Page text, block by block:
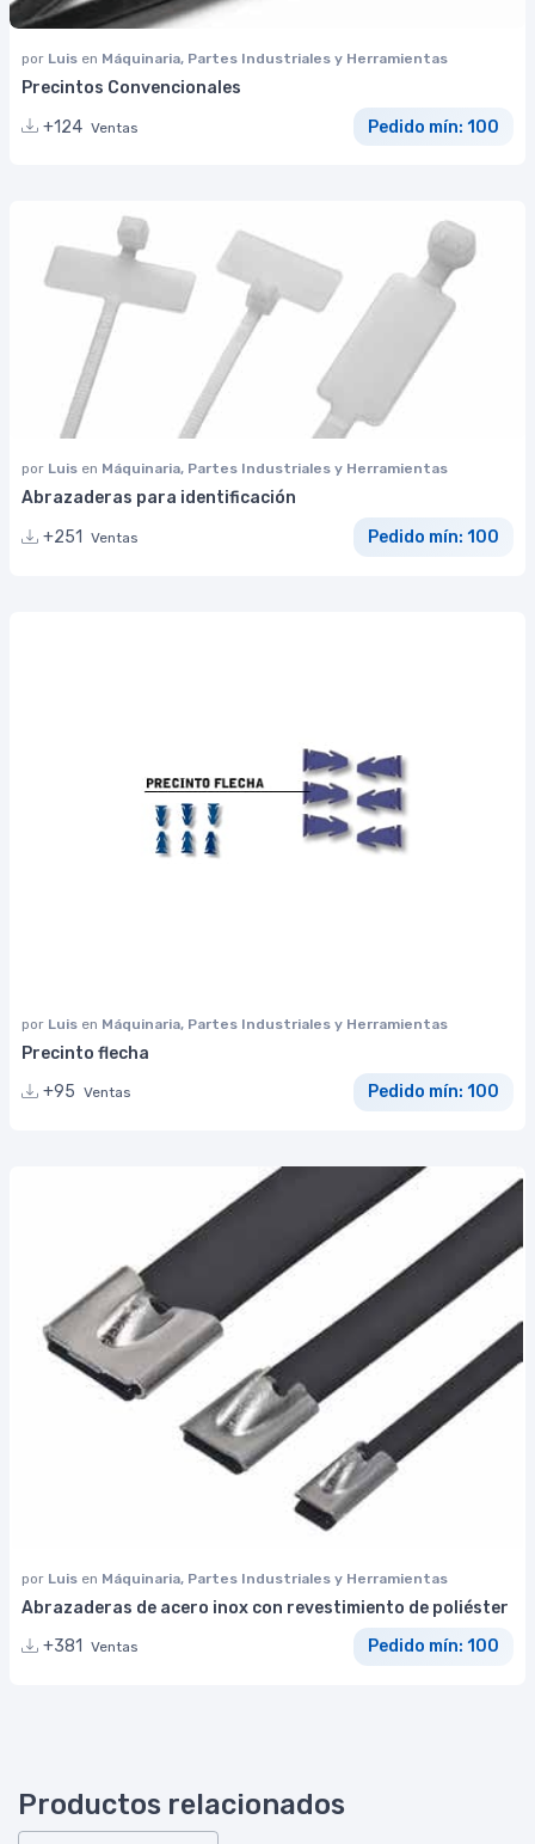
por Luis en Máquinaria, Partes Industriales y Herramientas
Precintos Convencionales
+124 Ventas Pedido mín: 100
por Luis en Máquinaria, Partes Industriales y Herramientas
Abrazaderas para identificación
+251
Ventas Pedido mín: 100
por Luis en Máquinaria, Partes Industriales y Herramientas
Precinto flecha
+95 Ventas Pedido mín: 100
por Luis en Máquinaria, Partes Industriales y Herramientas
Abrazaderas de acero inox con revestimiento de poliéster
+381
Ventas Pedido mín: 100
Productos relacionados